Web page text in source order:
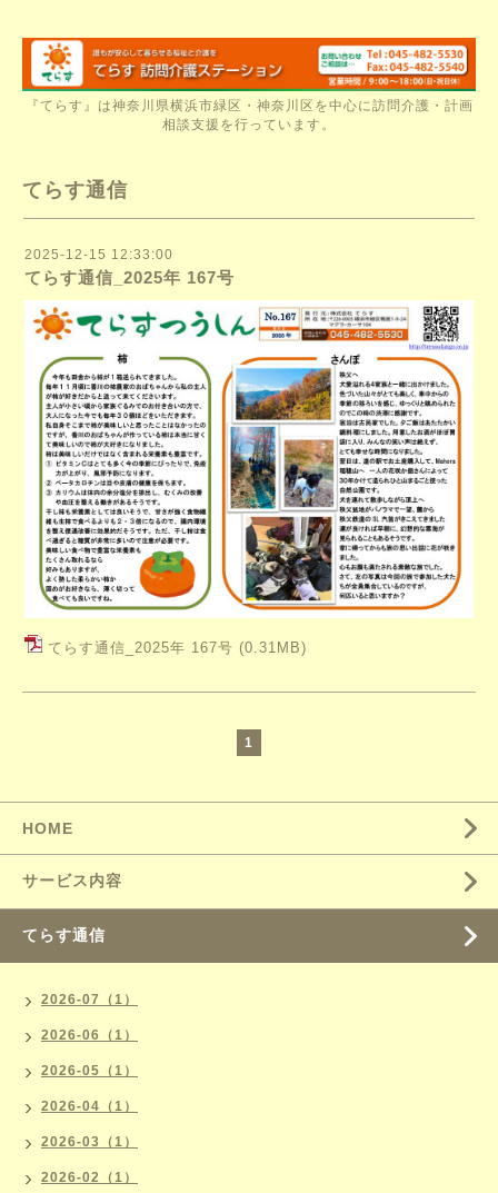
『てらす』は神奈川県横浜市緑区・神奈川区を中心に訪問介護・計画
相談支援を行っています。
てらす通信
2025-12-15 12:33:00
てらす通信_2025年 167号
てらす通信_2025年 167号 (0.31MB)
1
HOME
サービス内容
てらす通信
2026-07（1）
2026-06（1）
2026-05（1）
2026-04（1）
2026-03（1）
2026-02（1）